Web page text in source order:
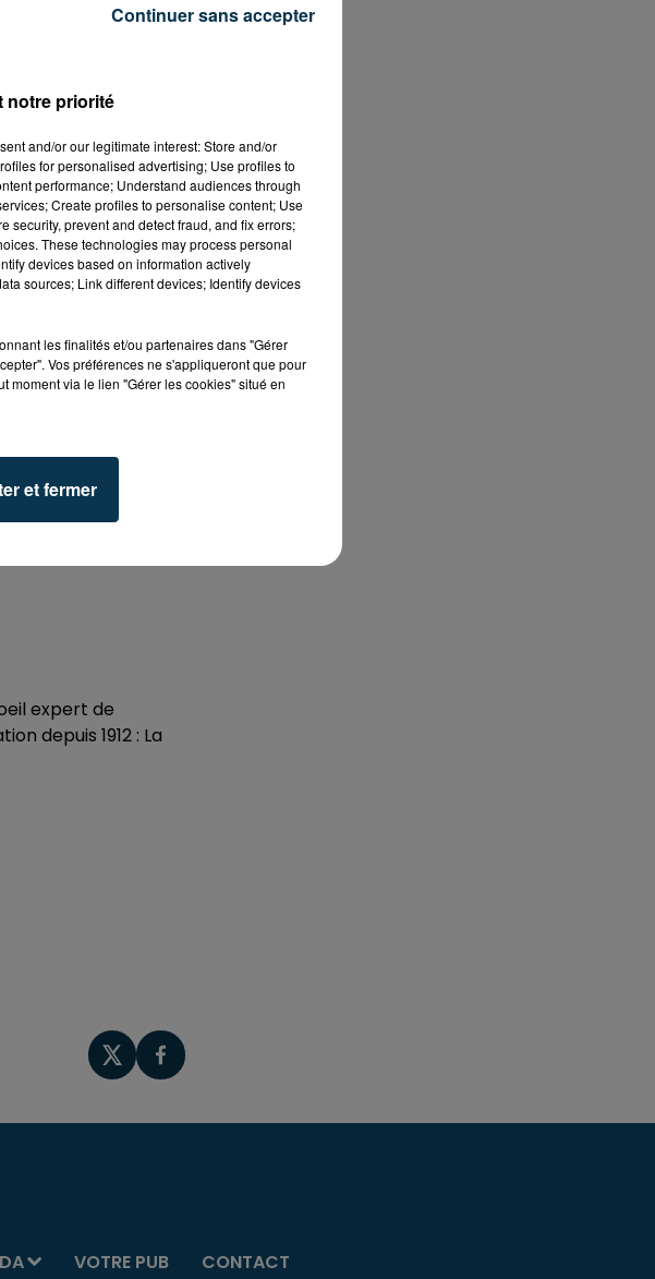
expert de
depuis 1912 : La
VOTRE PUB CONTACT
notre priorité
and/or our legitimate interest: Store and/or
for personalised advertising; Use profiles to
performance; Understand audiences through
Create profiles to personalise content; Use
security, prevent and detect fraud, and fix errors;
These technologies may process personal
devices based on information actively
sources; Link different devices; Identify devices
les finalités et/ou partenaires dans "Gérer
Vos préférences ne s'appliqueront que pour
moment via le lien "Gérer les cookies" situé en
et fermer
Continuer sans accepter